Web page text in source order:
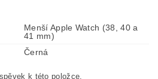
Menší Apple Watch (38, 40 a
41 mm)
Černá
k této položce.